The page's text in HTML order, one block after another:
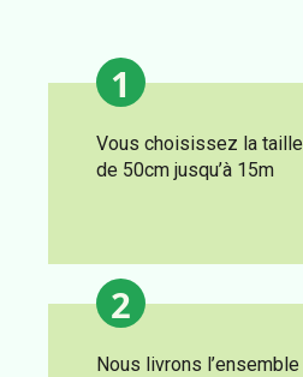
1
Vous choisissez la
de 50cm jusqu’à 15m
2
Nous livrons